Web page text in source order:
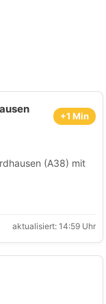
+1 Min
(A38) mit
aktualisiert: 14:59 Uhr